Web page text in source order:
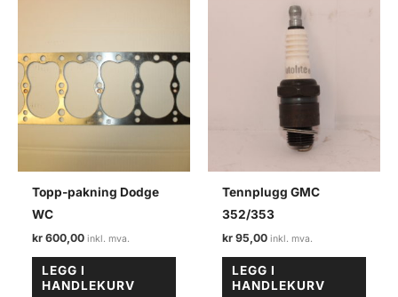
Topp-pakning Dodge
WC
kr 600,00
LEGG I
HANDLEKURV
Tennplugg GMC
352/353
kr 95,00
LEGG I
HANDLEKURV